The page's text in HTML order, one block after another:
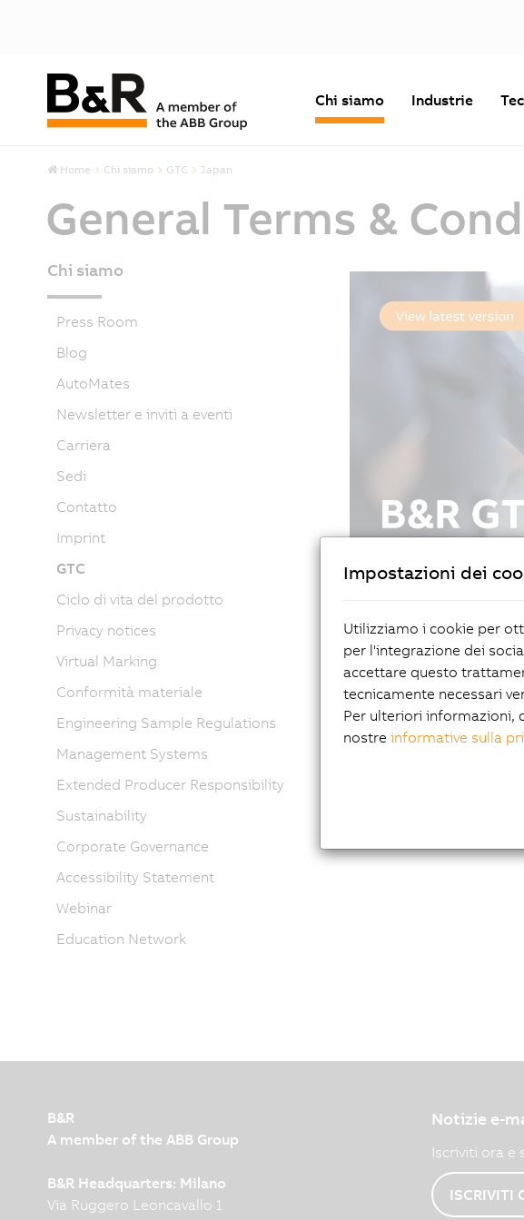
Chi siamo Industrie
Home Chi siamo GTC Japan
General Terms &
Chi siamo
Press Room
Blog
AutoMates
Newsletter e inviti a eventi
Carriera
Sedi
Contatto
Imprint
GTC
Ciclo di vita del prodotto
Privacy notices
Virtual Marking
Conformità materiale
Engineering Sample Regulations
Management Systems
Extended Producer Responsibility
Sustainability
Corporate Governance
Accessibility Statement
Webinar
Education Network
B&R
A member of the ABB Group
B&R Headquarters: Milano
Via Ruggero Leoncavallo 1
Notizie e-
Iscriviti ora e
ISCRIVITI
Impostazioni dei
Utilizziamo i cookie per
per l'integrazione dei
accettare questo
tecnicamente necessari
Per ulteriori informazioni,
nostre informative sulla